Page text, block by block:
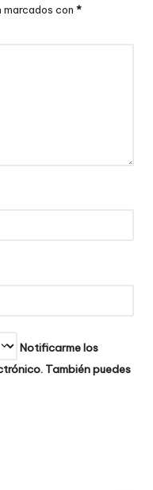
con *
Notificarme los
También puedes